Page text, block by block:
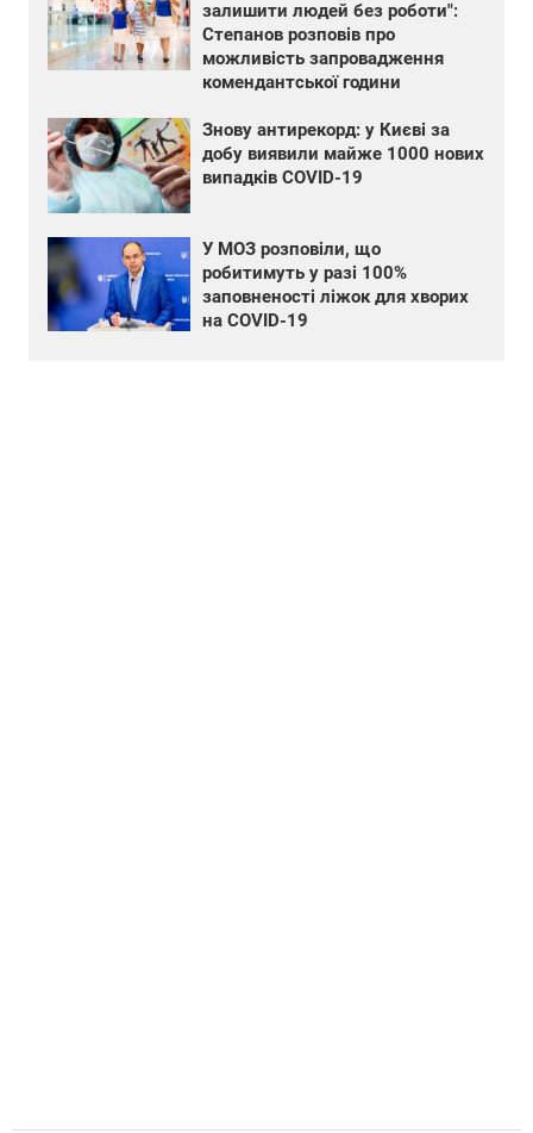
залишити людей без роботи":
Степанов розповів про
можливість запровадження
комендантської години
Знову антирекорд: у Києві за
добу виявили майже 1000 нових
випадків COVID-19
У МОЗ розповіли, що
робитимуть у разі 100%
заповненості ліжок для хворих
на COVID-19